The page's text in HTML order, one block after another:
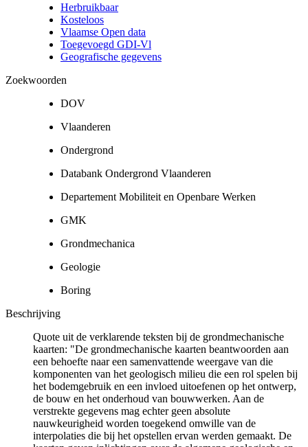
Herbruikbaar
Kosteloos
Vlaamse Open data
Toegevoegd GDI-Vl
Geografische gegevens
Zoekwoorden
DOV
Vlaanderen
Ondergrond
Databank Ondergrond Vlaanderen
Departement Mobiliteit en Openbare Werken
GMK
Grondmechanica
Geologie
Boring
Beschrijving
Quote uit de verklarende teksten bij de grondmechanische
kaarten: "De grondmechanische kaarten beantwoorden aan
een behoefte naar een samenvattende weergave van die
komponenten van het geologisch milieu die een rol spelen bij
het bodemgebruik en een invloed uitoefenen op het ontwerp,
de bouw en het onderhoud van bouwwerken. Aan de
verstrekte gegevens mag echter geen absolute
nauwkeurigheid worden toegekend omwille van de
interpolaties die bij het opstellen ervan werden gemaakt. De